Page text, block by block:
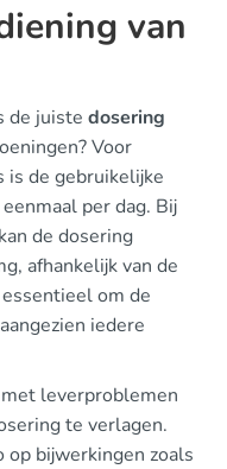
van
de juiste dosering
Voor
is de gebruikelijke
per dag. Bij
de dosering
afhankelijk van de
om de
iedere
leverproblemen
te verlagen.
bijwerkingen zoals